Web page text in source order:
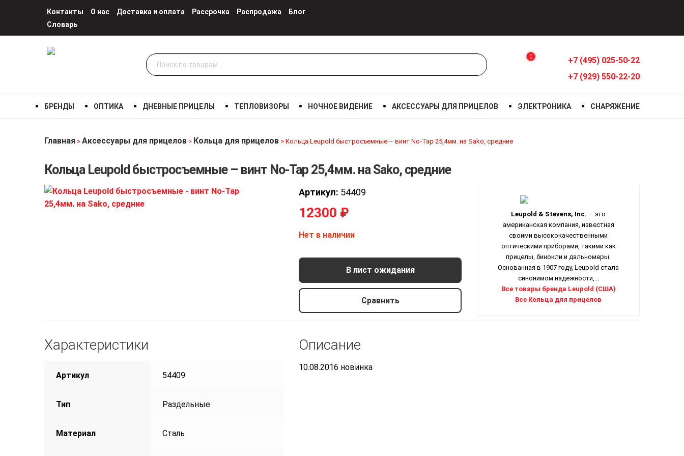
Контакты О нас Доставка и оплата Рассрочка Распродажа
Блог
Словарь
Искать: 0
+7 (495) 025-50-22
+7 (929) 550-22-20
БРЕНДЫ ОПТИКА ДНЕВНЫЕ ПРИЦЕЛЫ ТЕПЛОВИЗОРЫ НОЧНОЕ ВИДЕНИЕ АКСЕССУАРЫ ДЛЯ ПРИЦЕЛОВ ЭЛЕКТРОНИКА СНАРЯЖЕНИЕ
Главная > Аксессуары для прицелов > Кольца для прицелов > Кольца Leupold быстросъемные – винт No-Tap 25,4мм. на Sako, средние
Кольца Leupold быстросъемные – винт No-Tap 25,4мм. на Sako, средние
Артикул: 54409
12300 ₽
Нет в наличии
В лист ожидания
Сравнить
Leupold & Stevens, Inc. — это
американская компания, известная
своими высококачественными
оптическими приборами, такими как
прицелы, бинокли и дальномеры.
Основанная в 1907 году, Leupold стала
синонимом надежности,...
Все товары бренда Leupold (США)
Все Кольца для прицелов
Кольца Leupold быстросъемные –
средние
12300 р.
Характеристики
Артикул 54409
Тип Раздельные
Материал Сталь
Описание
10.08.2016 новинка